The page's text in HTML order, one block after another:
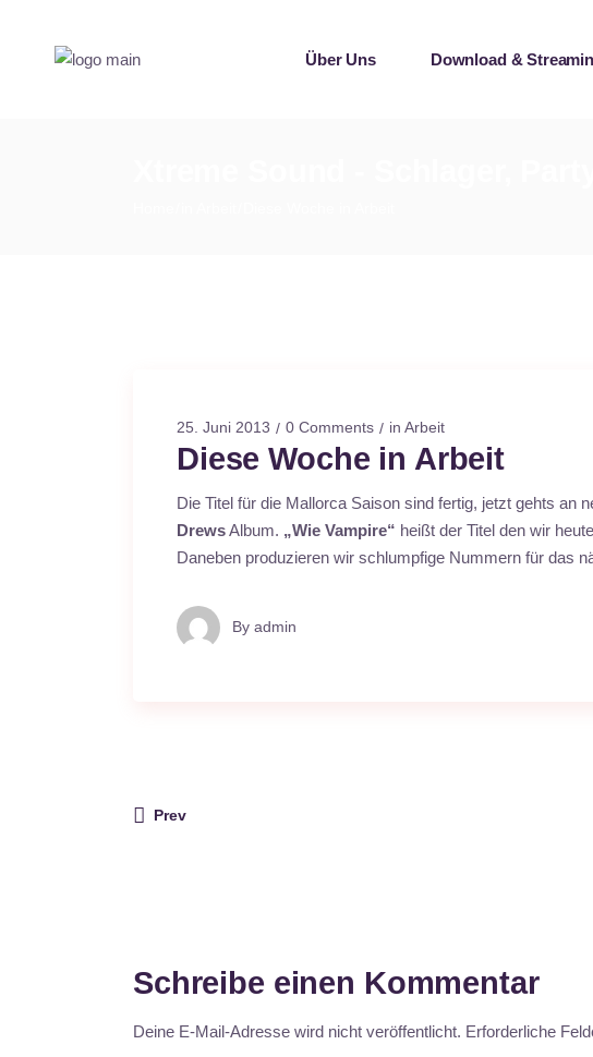
Über Uns Download &
25. Juni 2013 0 Comments in Arbeit
Diese Woche in Arbeit
Die Titel für die Mallorca Saison sind fertig, jetzt gehts an
DrewsAlbum. „Wie Vampire“ heißt der Titel den wir
Daneben produzieren wir schlumpfige Nummern für das
By admin
Prev
Schreibe einen Kommentar
Deine E-Mail-Adresse wird nicht veröffentlicht. Erforderliche